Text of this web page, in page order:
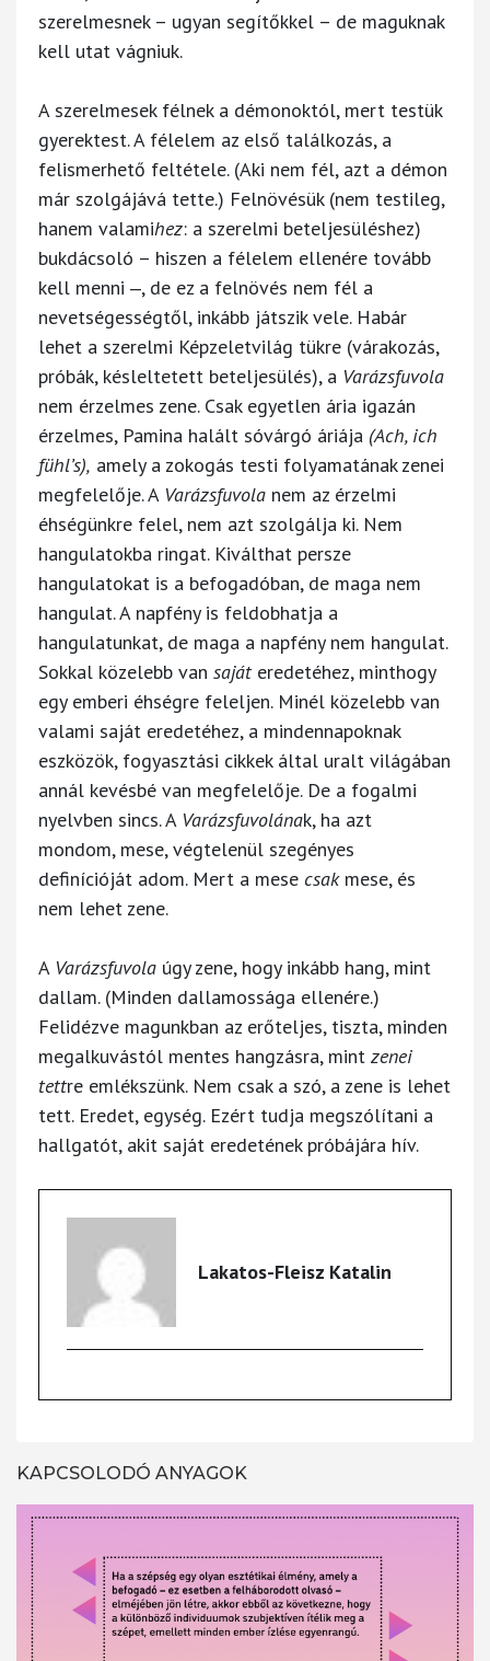
szerelmesnek – ugyan segítőkkel – de maguknak
kell utat vágniuk.
A szerelmesek félnek a démonoktól, mert testük
gyerektest. A félelem az első találkozás, a
felismerhető feltétele. (Aki nem fél, azt a démon
már szolgájává tette.) Felnövésük (nem testileg,
hanem valamihez: a szerelmi beteljesüléshez)
bukdácsoló – hiszen a félelem ellenére tovább
kell menni ‒, de ez a felnövés nem fél a
nevetségességtől, inkább játszik vele. Habár
lehet a szerelmi Képzeletvilág tükre (várakozás,
próbák, késleltetett beteljesülés), a Varázsfuvola
nem érzelmes zene. Csak egyetlen ária igazán
érzelmes, Pamina halált sóvárgó áriája (Ach, ich
fühl’s), amely a zokogás testi folyamatának zenei
megfelelője. A Varázsfuvola nem az érzelmi
éhségünkre felel, nem azt szolgálja ki. Nem
hangulatokba ringat. Kiválthat persze
hangulatokat is a befogadóban, de maga nem
hangulat. A napfény is feldobhatja a
hangulatunkat, de maga a napfény nem hangulat.
Sokkal közelebb van sajáteredetéhez, minthogy
egy emberi éhségre feleljen. Minél közelebb van
valami saját eredetéhez, a mindennapoknak
eszközök, fogyasztási cikkek által uralt világában
annál kevésbé van megfelelője. De a fogalmi
nyelvben sincs. A Varázsfuvolának, ha azt
mondom, mese, végtelenül szegényes
definícióját adom. Mert a mese csak mese, és
nem lehet zene.
A Varázsfuvola úgy zene, hogy inkább hang, mint
dallam. (Minden dallamossága ellenére.)
Felidézve magunkban az erőteljes, tiszta, minden
megalkuvástól mentes hangzásra, mint zenei
tettre emlékszünk. Nem csak a szó, a zene is lehet
tett. Eredet, egység. Ezért tudja megszólítani a
hallgatót, akit saját eredetének próbájára hív.
Lakatos-Fleisz Katalin
KAPCSOLODÓ ANYAGOK